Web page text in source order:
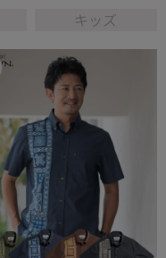
キッズ